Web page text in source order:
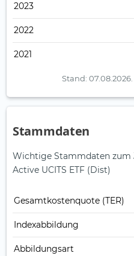
2023
2022
2021
Stand: 07.08.2026.
Stammdaten
Wichtige Stammdaten zum
Active UCITS ETF (Dist)
Gesamt­kosten­quote (TER)
Index­abbildung
Abbildungs­art